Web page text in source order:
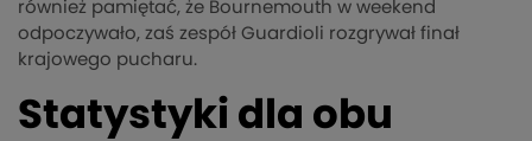
również pamiętać, że Bournemouth w weekend
odpoczywało, zaś zespół Guardioli rozgrywał finał
krajowego pucharu.
Statystyki dla obu